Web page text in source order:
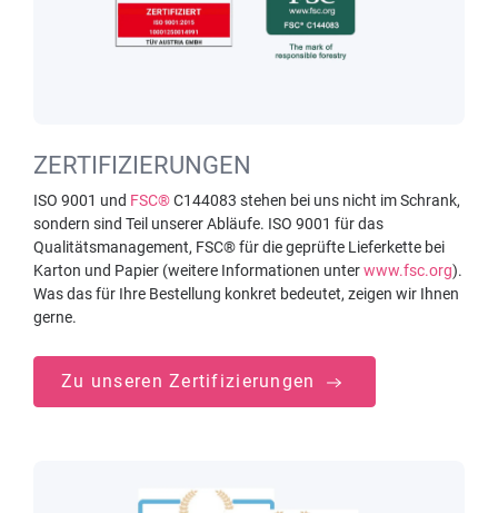
ZERTIFIZIERUNGEN
ISO 9001 und FSC®C144083 stehen bei uns nicht im Schrank,
sondern sind Teil unserer Abläufe. ISO 9001 für das
Qualitätsmanagement, FSC® für die geprüfte Lieferkette bei
Karton und Papier (weitere Informationen unterwww.fsc.org).
Was das für Ihre Bestellung konkret bedeutet, zeigen wir Ihnen
gerne.
Zu unseren Zertifizierungen